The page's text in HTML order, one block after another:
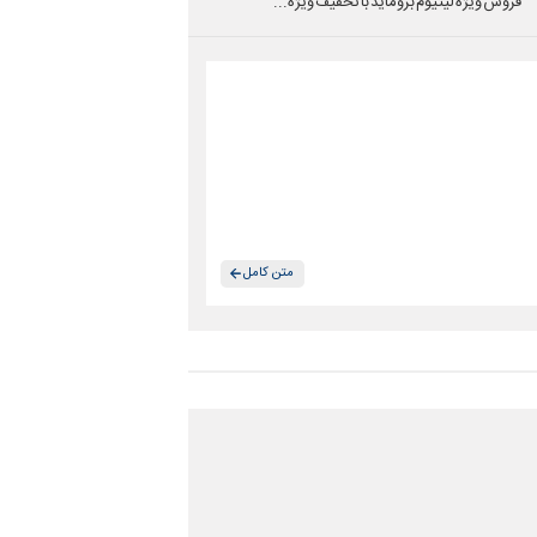
متن کامل